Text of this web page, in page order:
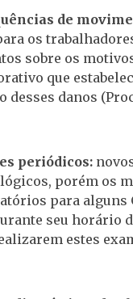
de
os
sobre os
que
danos
periódicos:
porém os
para
seu horário
estes